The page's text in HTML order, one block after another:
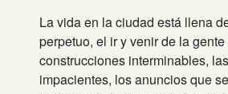
La vida en la ciudad está llena
perpetuo, el ir y venir de la
construcciones interminables,
impacientes, los anuncios que